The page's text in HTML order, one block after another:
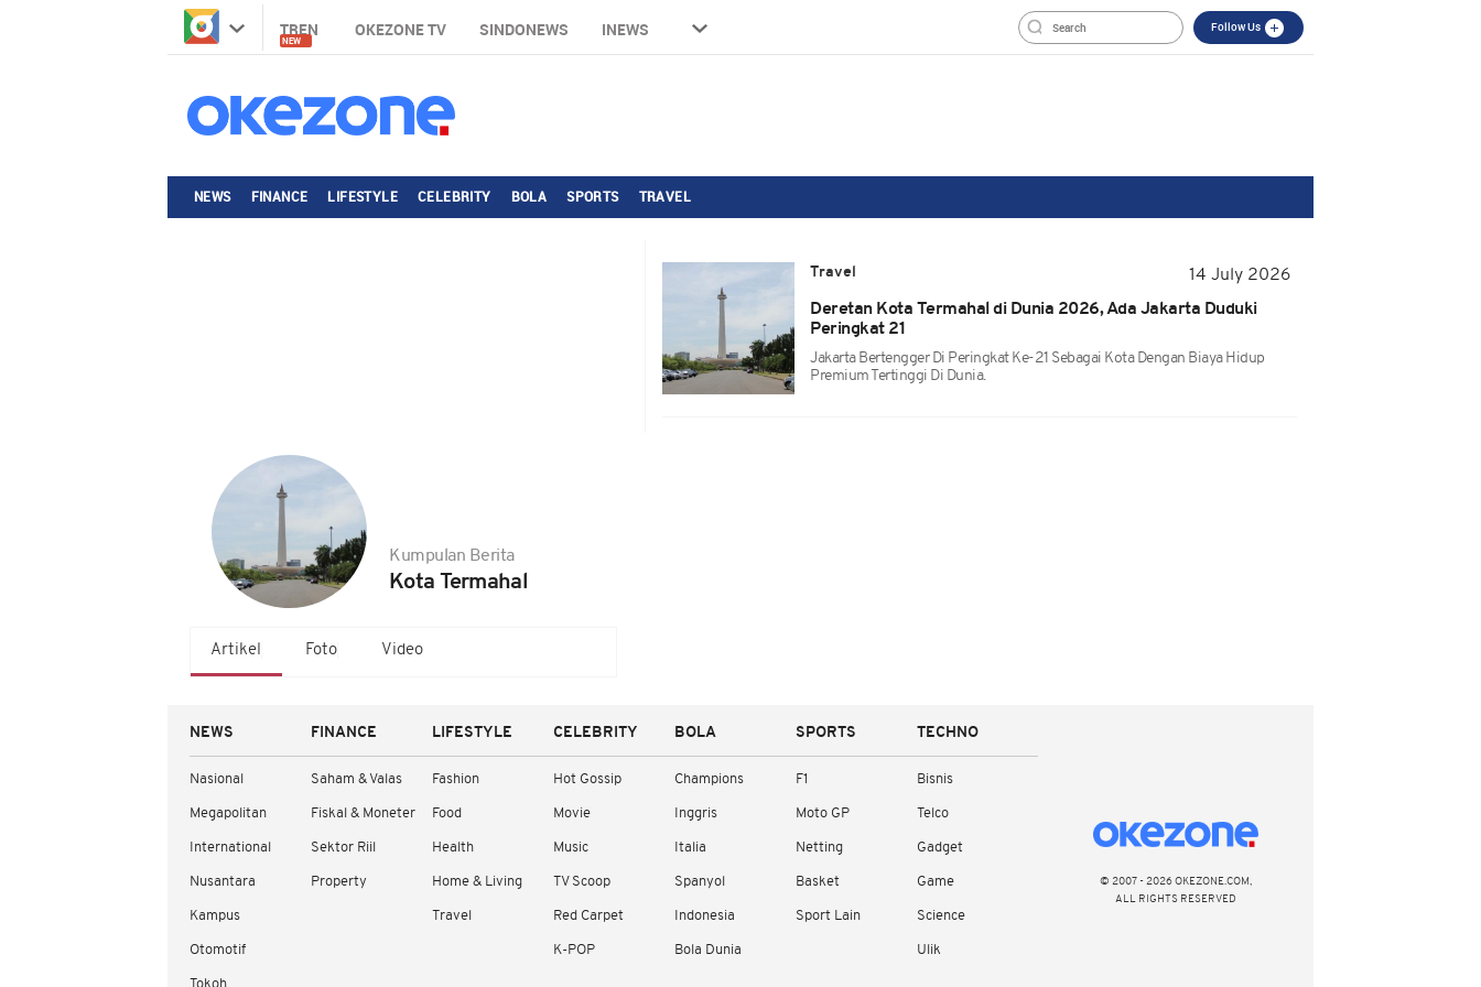
TREN
NEW
OKEZONE TV SINDONEWS INEWS Follow Us
NEWS FINANCE LIFESTYLE CELEBRITY BOLA SPORTS TRAVEL
Kumpulan Berita
Kota Termahal
Artikel Foto Video
Travel
14 July 2026
Deretan Kota Termahal di Dunia 2026, Ada Jakarta Duduki
Peringkat 21
Jakarta Bertengger Di Peringkat Ke-21 Sebagai Kota Dengan Biaya Hidup
Premium Tertinggi Di Dunia.
NEWS
Nasional
Megapolitan
International
Nusantara
Kampus
Otomotif
FINANCE
Saham & Valas
Fiskal & Moneter
Sektor Riil
Property
LIFESTYLE
Fashion
Food
Health
Home & Living
Travel
CELEBRITY
Hot Gossip
Movie
Music
TV Scoop
Red Carpet
K-POP
BOLA
Champions
Inggris
Italia
Spanyol
Indonesia
Bola Dunia
SPORTS
F1
Moto GP
Netting
Basket
Sport Lain
TECHNO
Bisnis
Telco
Gadget
Game
Science
Ulik
© 2007 - 2026 OKEZONE.COM,
ALL RIGHTS RESERVED